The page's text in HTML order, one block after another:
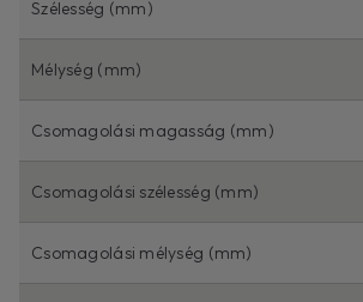
Szélesség (mm)
Mélység (mm)
Csomagolási magasság (mm)
Csomagolási szélesség (mm)
Csomagolási mélység (mm)